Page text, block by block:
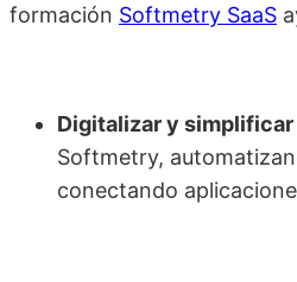
formación Softmetry SaaS
Digitalizar y simplificar
Softmetry,
conectando